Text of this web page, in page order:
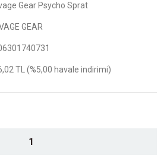
Gear Psycho Sprat
GEAR
TL (%5,00 havale indirimi)